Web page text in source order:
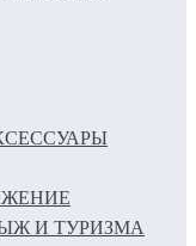
И ТУРИЗМА